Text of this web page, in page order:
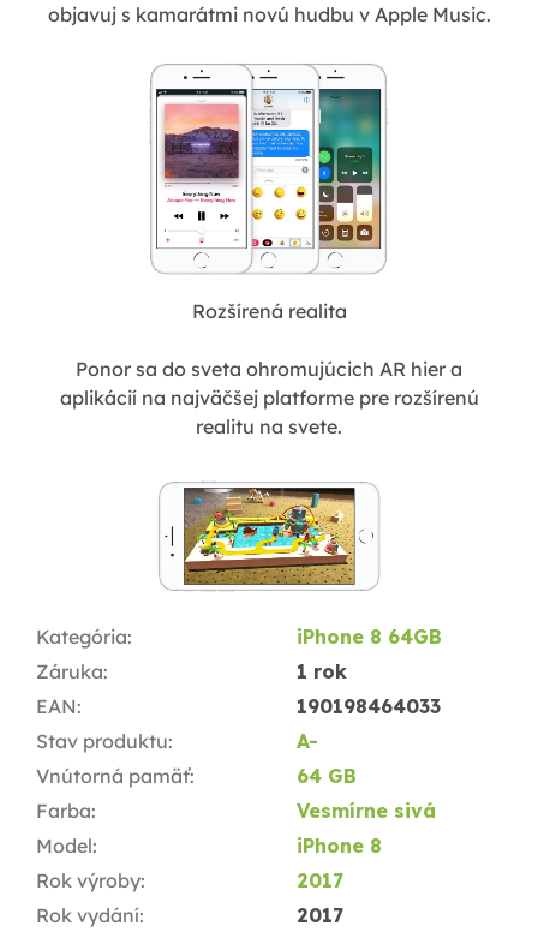
objavuj s kamarátmi novú hudbu v Apple Music.
Rozšírená realita
Ponor sa do sveta ohromujúcich AR hier a
aplikácií na najväčšej platforme pre rozšírenú
realitu na svete.
Kategória:
iPhone 8 64GB
Záruka:
1 rok
EAN:
190198464033
Stav produktu:
A-
Vnútorná pamäť:
64 GB
Farba:
Vesmírne sivá
Model:
iPhone 8
Rok výroby:
2017
Rok vydání: 2017